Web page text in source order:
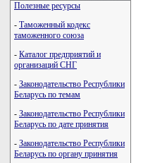
Полезные ресурсы
- Таможенный кодекс
таможенного союза
- Каталог предприятий и
организаций СНГ
- Законодательство Республики
Беларусь по темам
- Законодательство Республики
Беларусь по дате принятия
- Законодательство Республики
Беларусь по органу принятия